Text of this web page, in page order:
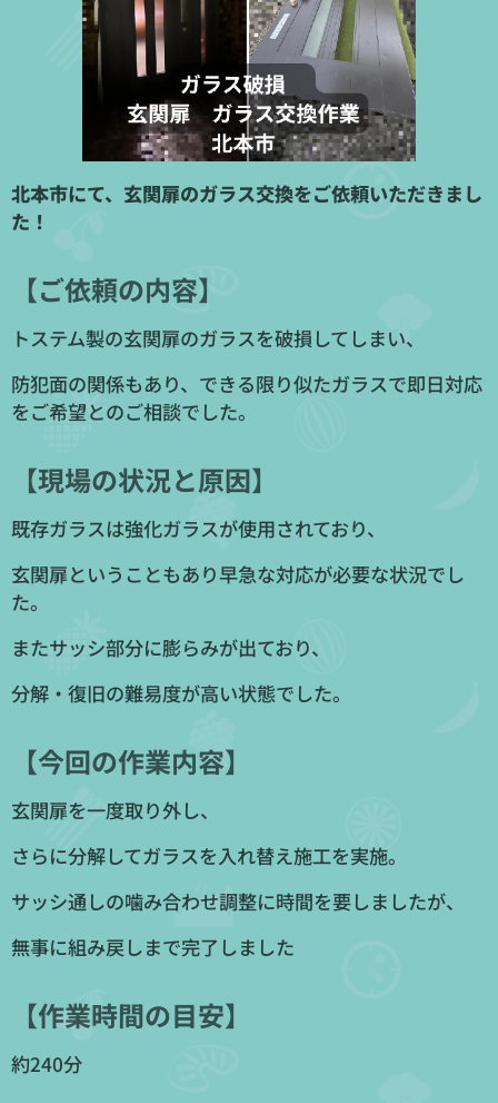
北本市にて、玄関扉のガラス交換をご依頼いただきまし
た！
【ご依頼の内容】
トステム製の玄関扉のガラスを破損してしまい、
防犯面の関係もあり、できる限り似たガラスで即日対応
をご希望とのご相談でした。
【現場の状況と原因】
既存ガラスは強化ガラスが使用されており、
玄関扉ということもあり早急な対応が必要な状況でし
た。
またサッシ部分に膨らみが出ており、
分解・復旧の難易度が高い状態でした。
【今回の作業内容】
玄関扉を一度取り外し、
さらに分解してガラスを入れ替え施工を実施。
サッシ通しの噛み合わせ調整に時間を要しましたが、
無事に組み戻しまで完了しました✨
【作業時間の目安】
約240分